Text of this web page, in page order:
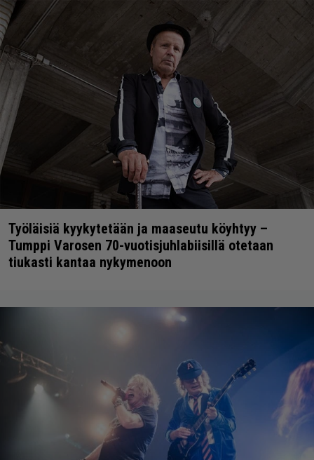
Työläisiä kyykytetään ja maaseutu köyhtyy –
Tumppi Varosen 70-vuotisjuhlabiisillä otetaan
tiukasti kantaa nykymenoon